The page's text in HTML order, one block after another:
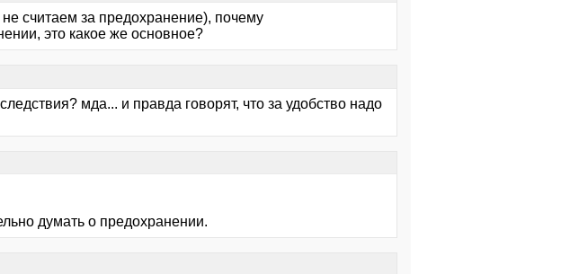
считаем за предохранение), почему
это какое же основное?
мда... и правда говорят, что за удобство надо
думать о предохранении.